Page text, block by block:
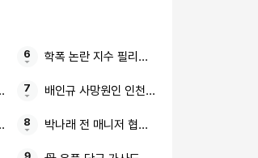
논란
크노밸리 the1 7차(10단지) 분양가상한제
학폭 논란 지수 필리핀 행사
배인규 사망원인 인천 자택
박나래 전 매니저 협박·횡령